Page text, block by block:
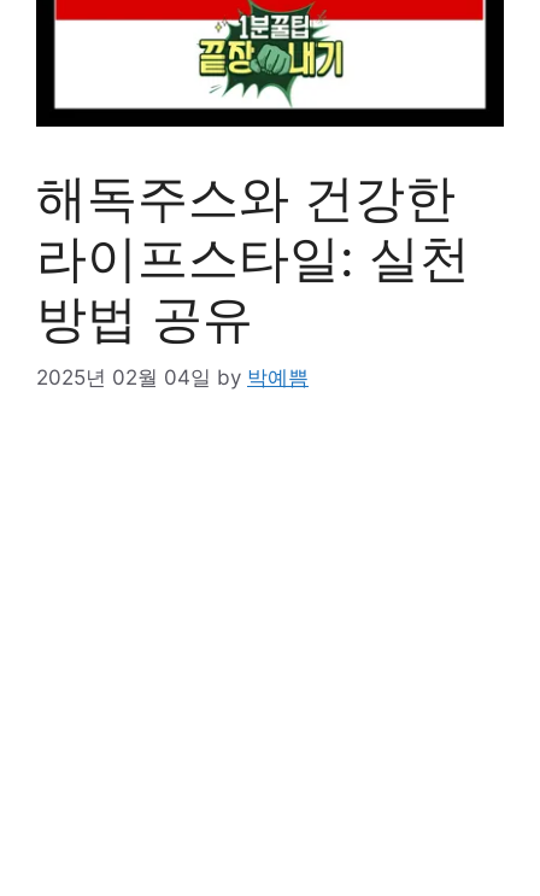
해독주스와 건강한
라이프스타일: 실천
방법 공유
2025년 02월 04일 by 박예쁨